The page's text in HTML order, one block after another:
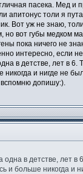
пасека. Мед и
апитонус толи я
Вот уж не знаю,
вот губы медком
пока ничего не
интересно, если
в детстве, лет в 6.
никогда и нигде не
вспомню допишу:).
одна в детстве, лет в
и больше никогда и